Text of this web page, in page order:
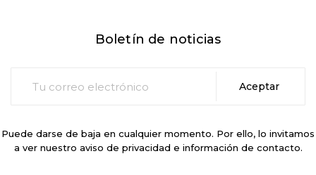
Boletín de noticias
Puede darse de baja en cualquier momento. Por ello, lo invitamos
a ver nuestro aviso de privacidad e información de contacto.